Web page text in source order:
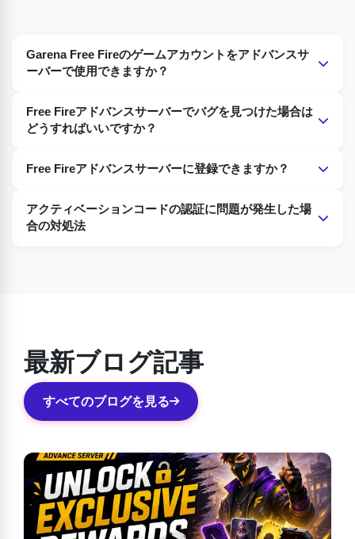
Garena Free Fireのゲームアカウントをアドバンスサ
ーバーで使用できますか？
Free Fireのゲームアカウントの認証情報をご提供いただく必
Free Fireアドバンスサーバーでバグを見つけた場合は
どうすればいいですか？
グを見つけたら、すぐに開発者に報告し、発生している問題
ください。
Free Fireアドバンスサーバーに登録できますか？
ただし、このテストゲームプラットフォームに選ばれる可能
アクティベーションコードの認証に問題が発生した場
合の対処法
最新ブログ記事
すべてのブログを見る